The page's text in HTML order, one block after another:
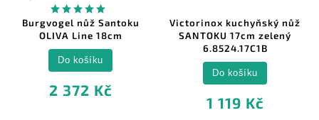
Burgvogel nůž Santoku
OLIVA Line 18cm
2 372 Kč
Do košíku
Victorinox kuchyňský nůž
SANTOKU 17cm zelený
6.8524.17C1B
1 119 Kč
Do košíku